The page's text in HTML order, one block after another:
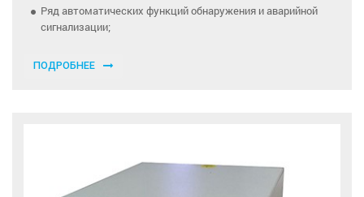
Ряд автоматических функций обнаружения и аварийной
сигнализации;
ПОДРОБНЕЕ